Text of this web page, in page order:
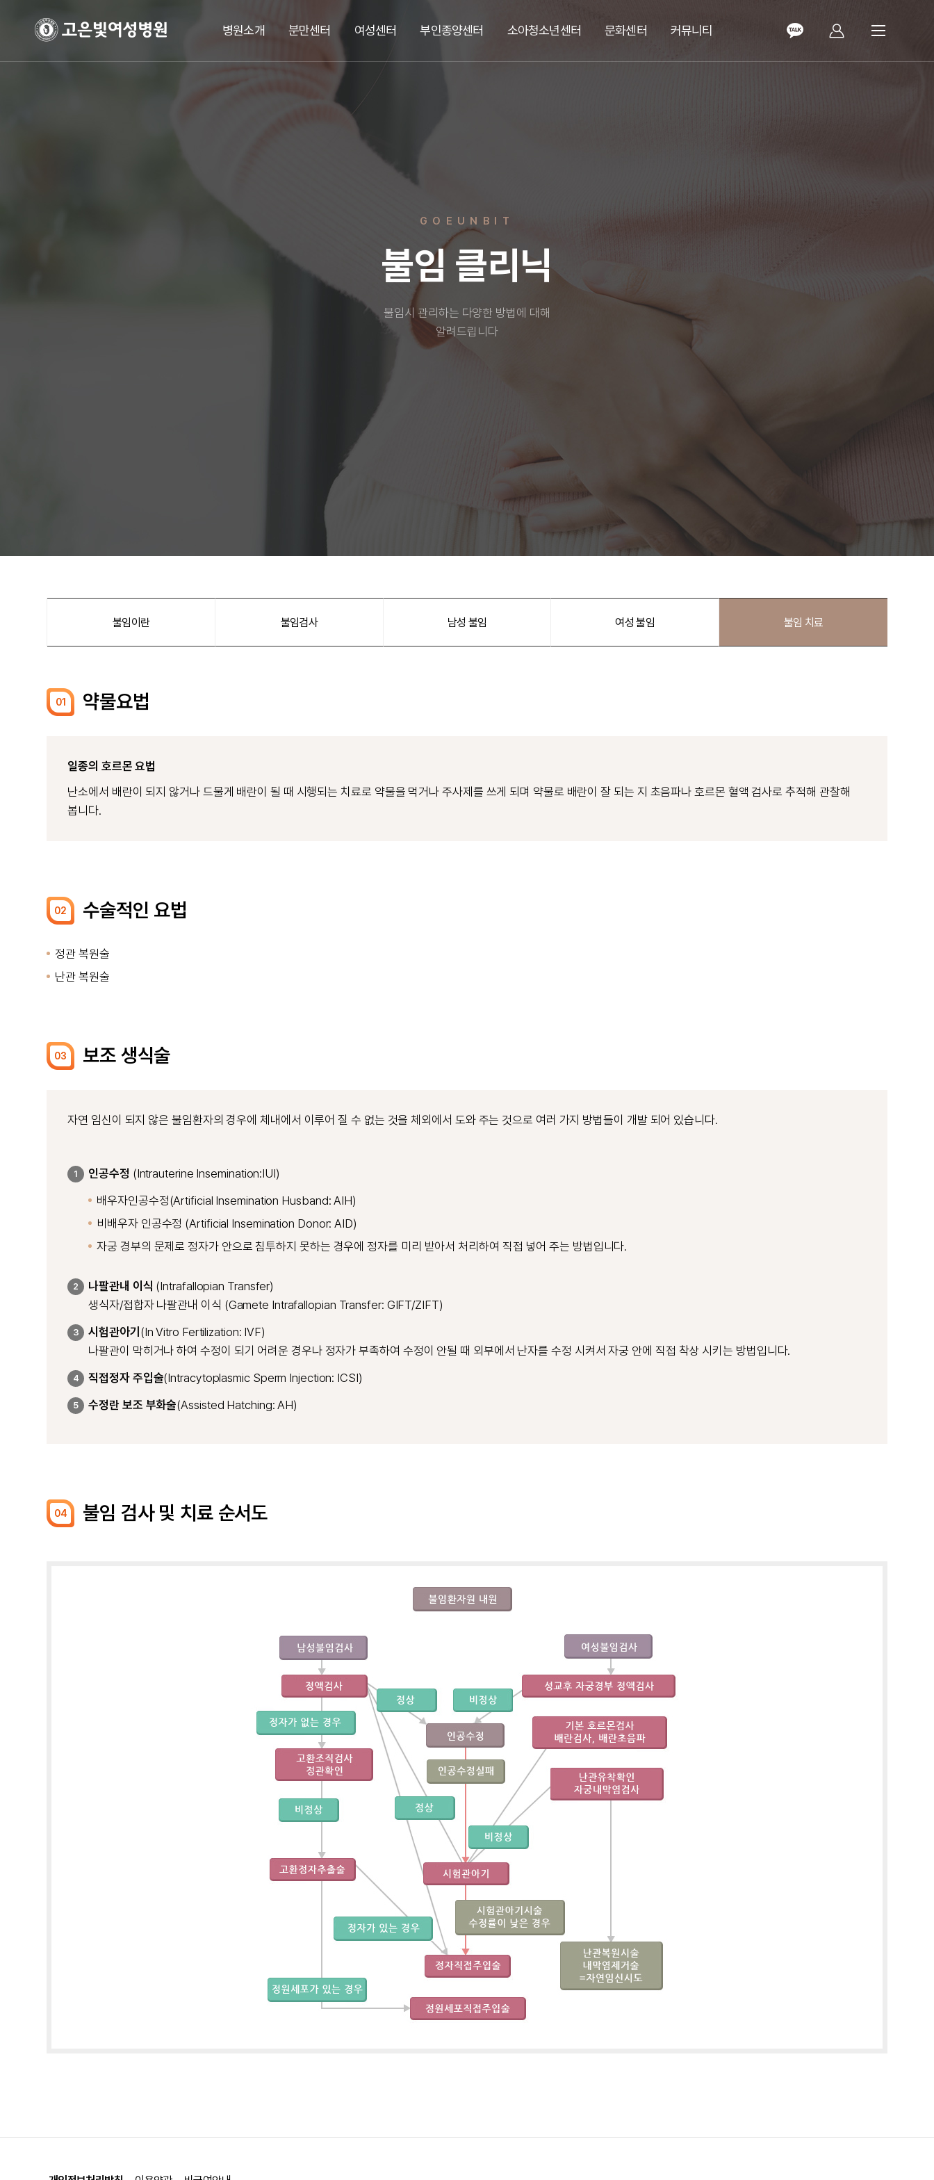
병원소개 분만센터 여성센터 부인종양센터 소아청소년센터 문화센터 커뮤니티
GOEUNBIT
불임 클리닉
불임시 관리하는 다양한 방법에 대해
알려드립니다
불임이란 불임검사 남성 불임 여성 불임 불임 치료
01 약물요법
일종의 호르몬 요법
난소에서 배란이 되지 않거나 드물게 배란이 될 때 시행되는 치료로 약물을 먹거나 주사제를 쓰게 되며 약물로 배란이 잘 되는 지 초음파나 호르몬 혈액 검사로 추적해 관찰해
봅니다.
02 수술적인 요법
정관 복원술
난관 복원술
03 보조 생식술
자연 임신이 되지 않은 불임환자의 경우에 체내에서 이루어 질 수 없는 것을 체외에서 도와 주는 것으로 여러 가지 방법들이 개발 되어 있습니다.
1 인공수정 (Intrauterine Insemination:IUI)
배우자인공수정(Artificial Insemination Husband: AIH)
비배우자 인공수정 (Artificial Insemination Donor: AID)
자궁 경부의 문제로 정자가 안으로 침투하지 못하는 경우에 정자를 미리 받아서 처리하여 직접 넣어 주는 방법입니다.
2 나팔관내 이식 (Intrafallopian Transfer)
생식자/접합자 나팔관내 이식 (Gamete Intrafallopian Transfer: GIFT/ZIFT)
3 시험관아기 (In Vitro Fertilization: IVF)
나팔관이 막히거나 하여 수정이 되기 어려운 경우나 정자가 부족하여 수정이 안될 때 외부에서 난자를 수정 시켜서 자궁 안에 직접 착상 시키는 방법입니다.
4 직접정자 주입술(Intracytoplasmic Sperm Injection: ICSI)
5 수정란 보조 부화술(Assisted Hatching: AH)
04 불임 검사 및 치료 순서도